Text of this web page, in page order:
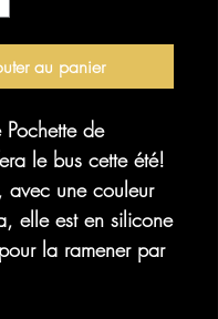
au panier
Pochette de
le bus cette été!
avec une couleur
elle est en silicone
la ramener par